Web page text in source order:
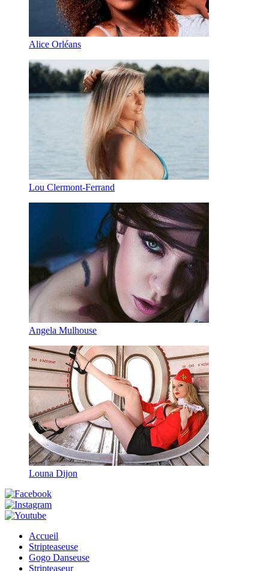
Alice Orléans
Lou Clermont-Ferrand
Angela Mulhouse
Louna Dijon
Accueil
Stripteaseuse
Gogo Danseuse
Stripteaseur